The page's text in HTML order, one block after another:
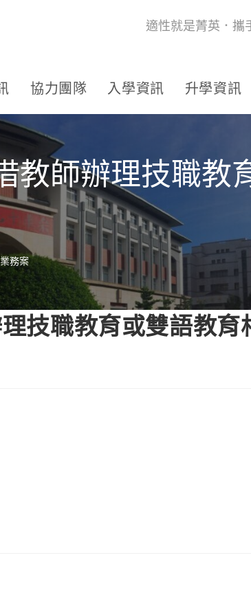
適性就是菁英．攜
協力團隊 入學資訊 升學資訊
教師辦理技職教
務案
技職教育或雙語教育